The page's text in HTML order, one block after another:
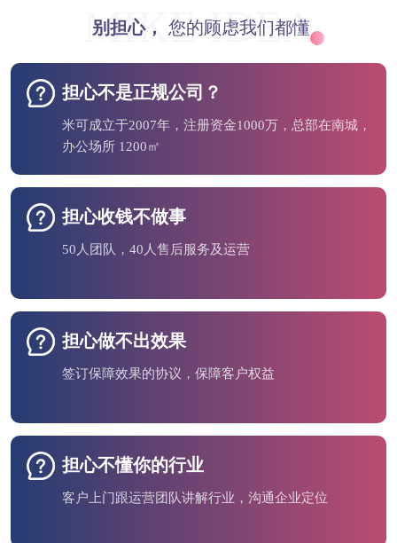
MIKE IDEA
别担心， 您的顾虑我们都懂
担心不是正规公司？
米可成立于2007年，注册资金1000万，总部在南城，
办公场所 1200㎡
担心收钱不做事
50人团队，40人售后服务及运营
担心做不出效果
签订保障效果的协议，保障客户权益
担心不懂你的行业
客户上门跟运营团队讲解行业，沟通企业定位